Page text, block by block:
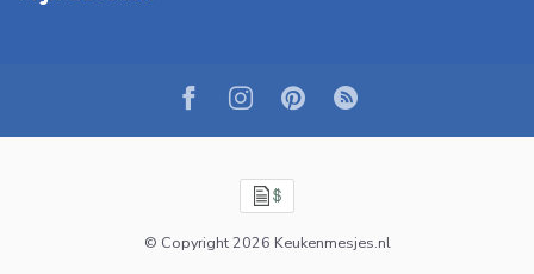
© Copyright 2026 Keukenmesjes.nl